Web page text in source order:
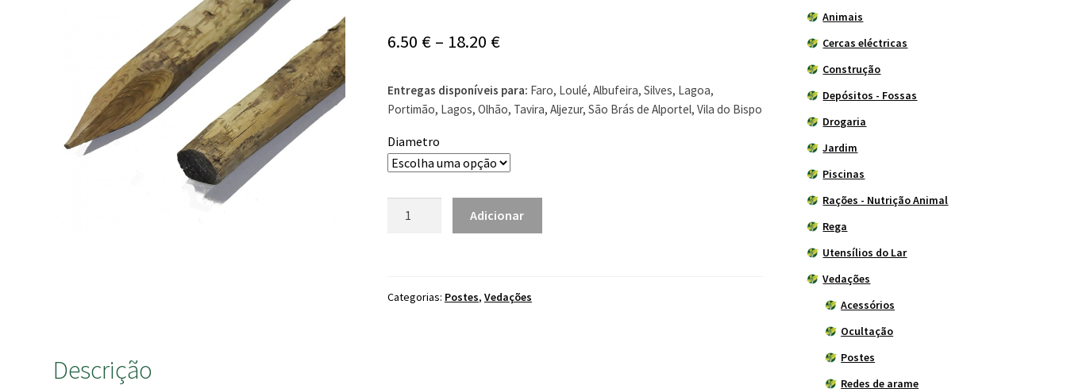
6.50 € – 18.20 €Price
6.50 €
18.20 €
Entregas disponíveis para: Faro, Loulé, Albufeira, Silves, Lagoa,
Portimão, Lagos, Olhão, Tavira, Aljezur, São Brás de Alportel, Vila do Bispo
Diametro
Tratado
Adicionar
Categorias: Postes, Vedações
Descrição
Animais
Cercas eléctricas
Construção
Depósitos - Fossas
Drogaria
Jardim
Piscinas
Rações - Nutrição Animal
Rega
Utensílios do Lar
Vedações
Acessórios
Ocultação
Postes
Redes de arame